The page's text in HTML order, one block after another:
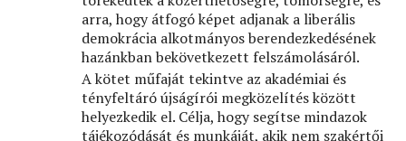
arra, hogy átfogó képet adjanak a liberális
demokrácia alkotmányos berendezkedésének
hazánkban bekövetkezett felszámolásáról.
A kötet műfaját tekintve az akadémiai és
tényfeltáró újságírói megközelítés között
helyezkedik el. Célja, hogy segítse mindazok
tájékozódását és munkáját, akik nem szakértői